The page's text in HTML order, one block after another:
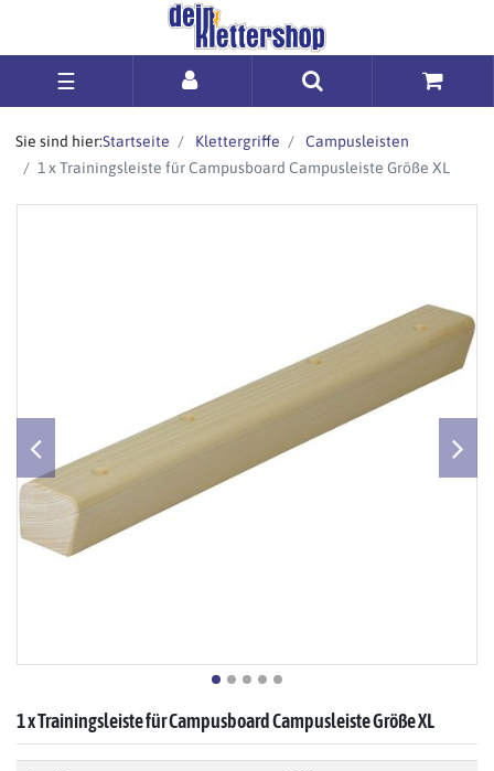
☰
Sie sind hier:Startseite Klettergriffe
Campusleisten
1 x Trainingsleiste für Campusboard Campusleiste Größe XL
1 x Trainingsleiste für Campusboard Campusleiste Größe XL